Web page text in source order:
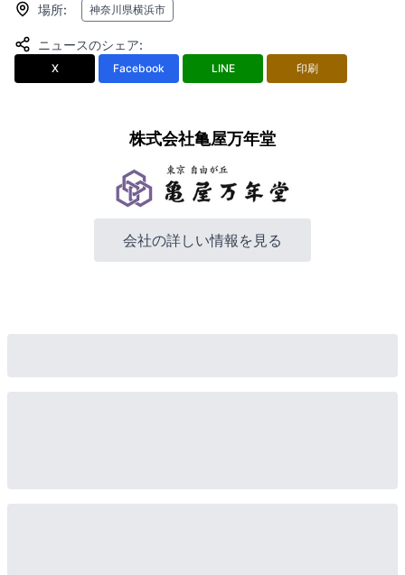
場所: 神奈川県横浜市
ニュースのシェア:
X Facebook LINE 印刷
株式会社亀屋万年堂
会社の詳しい情報を見る